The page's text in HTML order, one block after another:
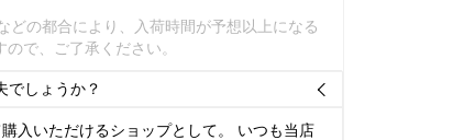
どの都合により、入荷時間が予想以上になる
で、ご了承ください。
でしょうか？ 
入いただけるショップとして。 いつも当店